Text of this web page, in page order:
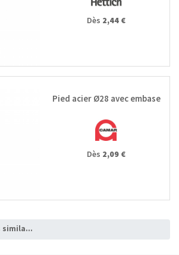
Dès 2,44 €
Pied acier Ø28 avec embase
Dès 2,09 €
› Voir plus d'articles similaires